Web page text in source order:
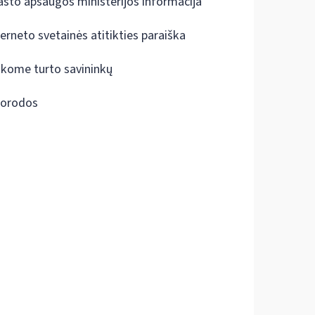
svetainės atitikties paraiška
turto savininkų